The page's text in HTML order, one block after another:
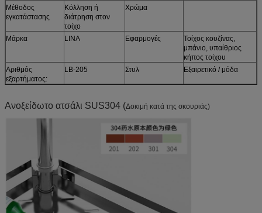
Μέθοδος
εγκατάστασης
Κόλληση ή
διάτρηση στον
τοίχο
Χρώμα
Μάρκα LINA Εφαρμογές
Τοίχος κουζίνας,
μπάνιο, υπαίθριος
κήπος τοίχου
Αριθμός
εξαρτήματος:
LB-205 Στυλ Εξαιρετικό / μόδα
Ανοξείδωτο ατσάλι SUS304 (Δοκιμή κατά της σκουριάς)